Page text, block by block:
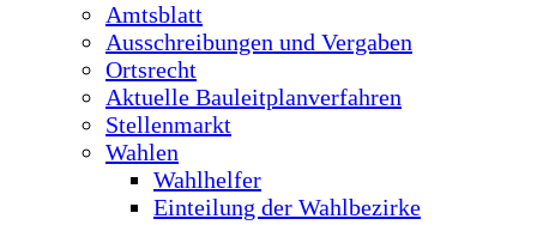
Amtsblatt
Ausschreibungen und Vergaben
Ortsrecht
Aktuelle Bauleitplanverfahren
Stellenmarkt
Wahlen
Wahlhelfer
Einteilung der Wahlbezirke